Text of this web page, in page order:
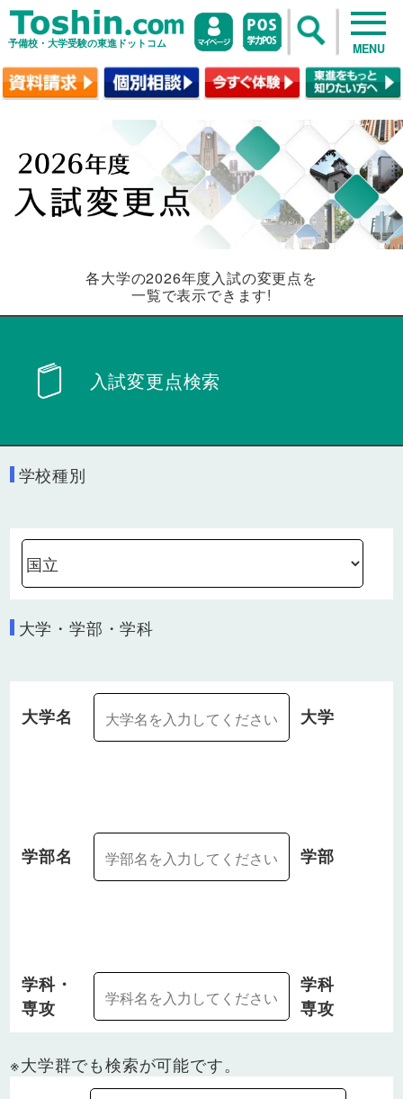
予備校・大学受験の東進ドットコム MENU
各大学の2026年度入試の変更点を
一覧で表示できます!
入試変更点検索
学校種別
大学・学部・学科
大学名 大学
学部名 学部
学科・
専攻
学科
専攻
※大学群でも検索が可能です。